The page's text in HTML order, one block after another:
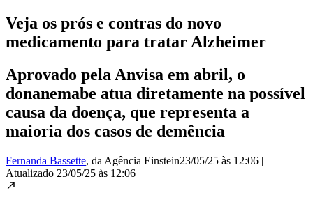
Veja os prós e contras do novo
medicamento para tratar Alzheimer
Aprovado pela Anvisa em abril, o
donanemabe atua diretamente na possível
causa da doença, que representa a
maioria dos casos de demência
Fernanda Bassette, da Agência Einstein23/05/25 às 12:06 |
Atualizado 23/05/25 às 12:06